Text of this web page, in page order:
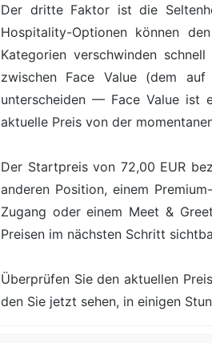
Der dritte Faktor ist die
Hospitality-Optionen können
Kategorien verschwinden
zwischen Face Value (dem
unterscheiden — Face Value ist
aktuelle Preis von der
Der Startpreis von 72,00 EUR
anderen Position, einem
Zugang oder einem Meet &
Preisen im nächsten Schritt
Überprüfen Sie den aktuellen
den Sie jetzt sehen, in einigen